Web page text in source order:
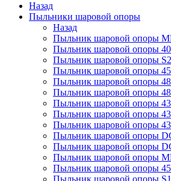
Назад
Пыльники шаровой опоры
Назад
Пыльник шаровой опоры
Пыльник шаровой опоры
Пыльник шаровой опоры
Пыльник шаровой опоры
Пыльник шаровой опоры
Пыльник шаровой опоры
Пыльник шаровой опоры
Пыльник шаровой опоры
Пыльник шаровой опоры
Пыльник шаровой опоры
Пыльник шаровой опоры
Пыльник шаровой опоры
Пыльник шаровой опоры
Пыльник шаровой опоры